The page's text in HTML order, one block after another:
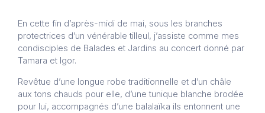
En cette fin d’après-midi de mai, sous les branches
protectrices d’un vénérable tilleul, j’assiste comme mes
condisciples de Balades et Jardins au concert donné par
Tamara et Igor.
Revêtue d’une longue robe traditionnelle et d’un châle
aux tons chauds pour elle, d’une tunique blanche brodée
pour lui, accompagnés d’une balalaïka ils entonnent une